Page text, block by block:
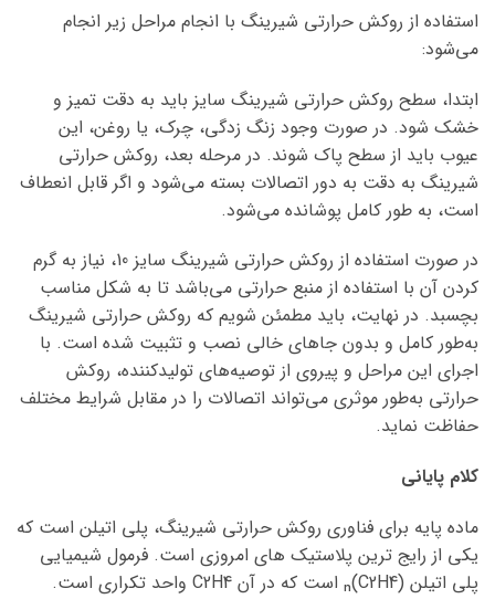
استفاده از روکش حرارتی شیرینگ با انجام مراحل زیر انجام
می‌شود:
ابتدا، سطح روکش حرارتی شیرینگ سایز باید به دقت تمیز و
خشک شود. در صورت وجود زنگ زدگی، چرک، یا روغن، این
عیوب باید از سطح پاک شوند. در مرحله بعد، روکش حرارتی
شیرینگ به دقت به دور اتصالات بسته می‌شود و اگر قابل انعطاف
است، به طور کامل پوشانده می‌شود.
در صورت استفاده از روکش حرارتی شیرینگ سایز 10، نیاز به گرم
کردن آن با استفاده از منبع حرارتی می‌باشد تا به شکل مناسب
بچسبد. در نهایت، باید مطمئن شویم که روکش حرارتی شیرینگ
به‌طور کامل و بدون جاهای خالی نصب و تثبیت شده است. با
اجرای این مراحل و پیروی از توصیه‌های تولیدکننده، روکش
حرارتی به‌طور موثری می‌تواند اتصالات را در مقابل شرایط مختلف
حفاظت نماید.
کلام پایانی
ماده پایه برای فناوری روکش حرارتی شیرینگ، پلی اتیلن است که
یکی از رایج ترین پلاستیک های امروزی است. فرمول شیمیایی
پلی اتیلن (C2H4)ₙ است که در آن C2H4 واحد تکراری است.